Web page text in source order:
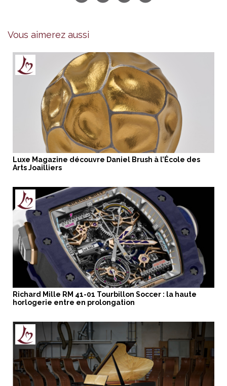
Vous aimerez aussi
Luxe Magazine découvre Daniel Brush à l’École des
Arts Joailliers
Richard Mille RM 41-01 Tourbillon Soccer : la haute
horlogerie entre en prolongation